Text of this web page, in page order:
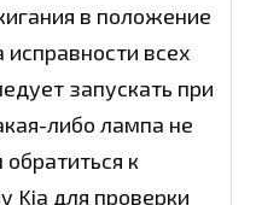
в положение
исправности всех
запускать при
либо лампа не
к
Kia для проверки